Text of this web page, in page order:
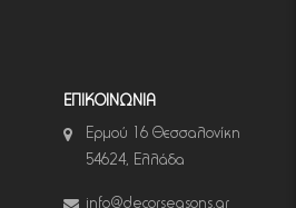
ΕΠΙΚΟΙΝΩΝΙΑ
Ερμού 16 Θεσσαλονίκη
54624, Ελλάδα
info@decorseasons.gr